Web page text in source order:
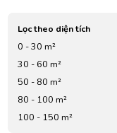
Lọc theo diện tích
0 - 30 m²
30 - 60 m²
50 - 80 m²
80 - 100 m²
100 - 150 m²